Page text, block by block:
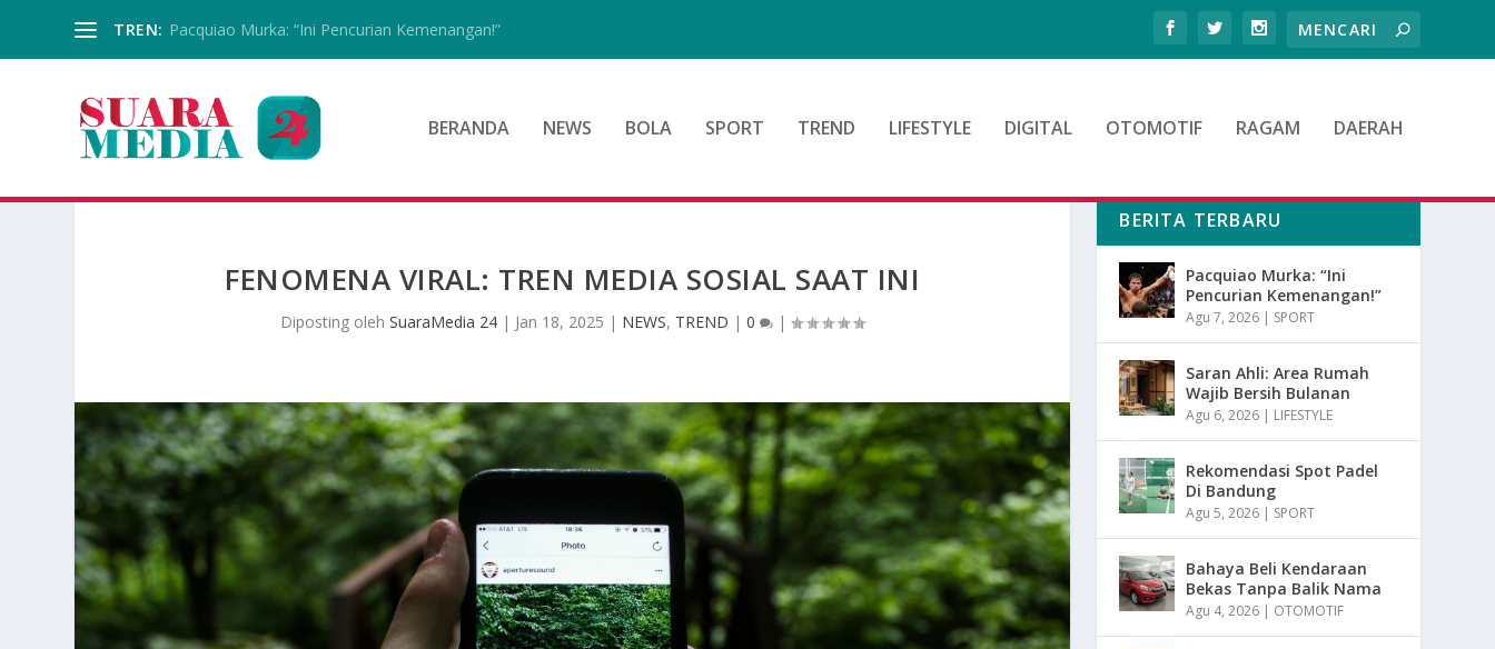
TREN: Pacquiao Murka: “Ini Pencurian Kemenangan!”
BERANDA NEWS BOLA SPORT TREND LIFESTYLE DIGITAL OTOMOTIF RAGAM DAERAH
FENOMENA VIRAL: TREN MEDIA SOSIAL SAAT INI
Diposting olehSuaraMedia 24 | Jan 18, 2025 | NEWS, TREND |0 |
BERITA TERBARU
Pacquiao Murka: “Ini
Pencurian Kemenangan!”
Agu 7, 2026 | SPORT
Saran Ahli: Area Rumah
Wajib Bersih Bulanan
Agu 6, 2026 | LIFESTYLE
Rekomendasi Spot Padel
Di Bandung
Agu 5, 2026 | SPORT
Bahaya Beli Kendaraan
Bekas Tanpa Balik Nama
Agu 4, 2026 | OTOMOTIF